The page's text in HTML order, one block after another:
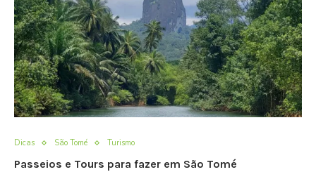
Dicas São Tomé Turismo
Passeios e Tours para fazer em São Tomé